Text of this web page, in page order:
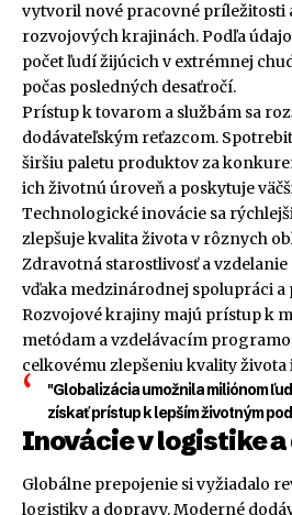
vytvoril nové pracovné príležitosti
rozvojových krajinách. Podľa
počet ľudí žijúcich v extrémnej
počas posledných desaťročí.
Prístup k tovarom a službám sa
dodávateľským reťazcom.
širšiu paletu produktov za
ich životnú úroveň a poskytuje
Technologické inovácie sa
zlepšuje kvalita života v rôznych
Zdravotná starostlivosť a
vďaka medzinárodnej spolupráci a
Rozvojové krajiny majú prístup k
metódam a vzdelávacím
celkovému zlepšeniu kvality života
"Globalizácia umožnila miliónom
získať prístup k lepším životným
Inovácie v logistike
Globálne prepojenie si vyžiadalo
logistiky a dopravy. Moderné